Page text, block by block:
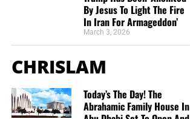
By Jesus To Light The Fire
In Iran For Armageddon’
March 3, 2026
CHRISLAM
Today’s The Day! The
Abrahamic Family House In